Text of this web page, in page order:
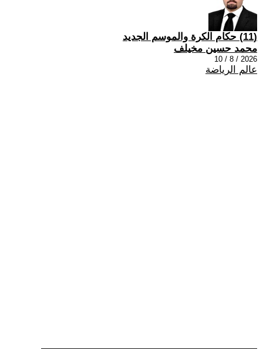
(11) حكام الكرة والموسم الجديد
محمد حسين مخيلف
2026 / 8 / 10
عالم الرياضة